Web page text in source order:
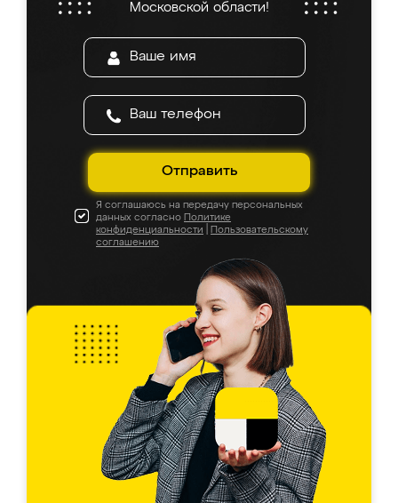
Московской области!
Отправить
Я соглашаюсь на передачу персональных
данных согласно Политике
конфиденциальности
Пользовательскому
соглашению